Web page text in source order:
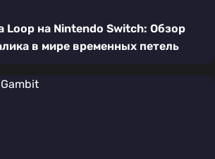
Loop на Nintendo Switch: Обзор
в мире временных петель